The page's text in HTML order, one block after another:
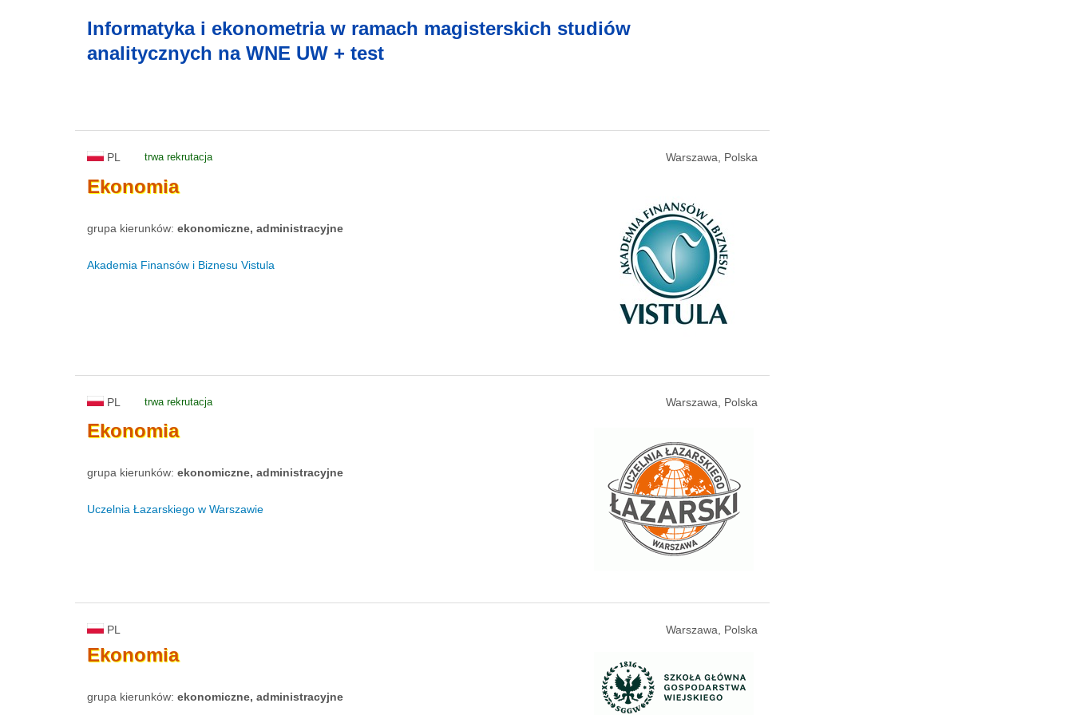
Informatyka i ekonometria w ramach magisterskich studiów
analitycznych na WNE UW + test
PL trwa rekrutacja Warszawa, Polska
Ekonomia
grupa kierunków: ekonomiczne, administracyjne
Akademia Finansów i Biznesu Vistula
PL trwa rekrutacja Warszawa, Polska
Ekonomia
grupa kierunków: ekonomiczne, administracyjne
Uczelnia Łazarskiego w Warszawie
PL Warszawa, Polska
Ekonomia
grupa kierunków: ekonomiczne, administracyjne